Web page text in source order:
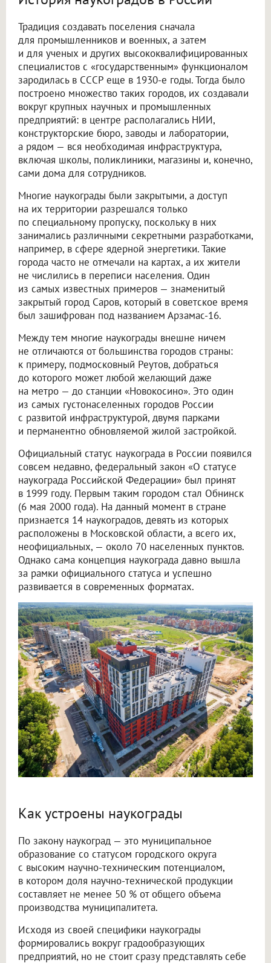
Традиция создавать поселения сначала
для промышленников и военных, а затем
и для ученых и других высококвалифицированных
специалистов с «государственным» функционалом
зародилась в СССР еще в 1930-е годы. Тогда было
построено множество таких городов, их создавали
вокруг крупных научных и промышленных
предприятий: в центре располагались НИИ,
конструкторские бюро, заводы и лаборатории,
а рядом — вся необходимая инфраструктура,
включая школы, поликлиники, магазины и, конечно,
сами дома для сотрудников.
Многие наукограды были закрытыми, а доступ
на их территории разрешался только
по специальному пропуску, поскольку в них
занимались различными секретными разработками,
например, в сфере ядерной энергетики. Такие
города часто не отмечали на картах, а их жители
не числились в переписи населения. Один
из самых известных примеров — знаменитый
закрытый город Саров, который в советское время
был зашифрован под названием Арзамас-16.
Между тем многие наукограды внешне ничем
не отличаются от большинства городов страны:
к примеру, подмосковный Реутов, добраться
до которого может любой желающий даже
на метро — до станции «Новокосино». Это один
из самых густонаселенных городов России
с развитой инфраструктурой, двумя парками
и перманентно обновляемой жилой застройкой.
Официальный статус наукограда в России появился
совсем недавно, федеральный закон «О статусе
наукограда Российской Федерации» был принят
в 1999 году. Первым таким городом стал Обнинск
(6 мая 2000 года). На данный момент в стране
признается 14 наукоградов, девять из которых
расположены в Московской области, а всего их,
неофициальных, — около 70 населенных пунктов.
Однако сама концепция наукограда давно вышла
за рамки официального статуса и успешно
развивается в современных форматах.
Как устроены наукограды
По закону наукоград — это муниципальное
образование со статусом городского округа
с высоким научно-техническим потенциалом,
в котором доля научно-технической продукции
составляет не менее 50 % от общего объема
производства муниципалитета.
Исходя из своей специфики наукограды
формировались вокруг градообразующих
предприятий, но не стоит сразу представлять себе